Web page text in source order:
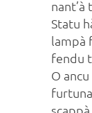
Statu
lampà
fendu
O